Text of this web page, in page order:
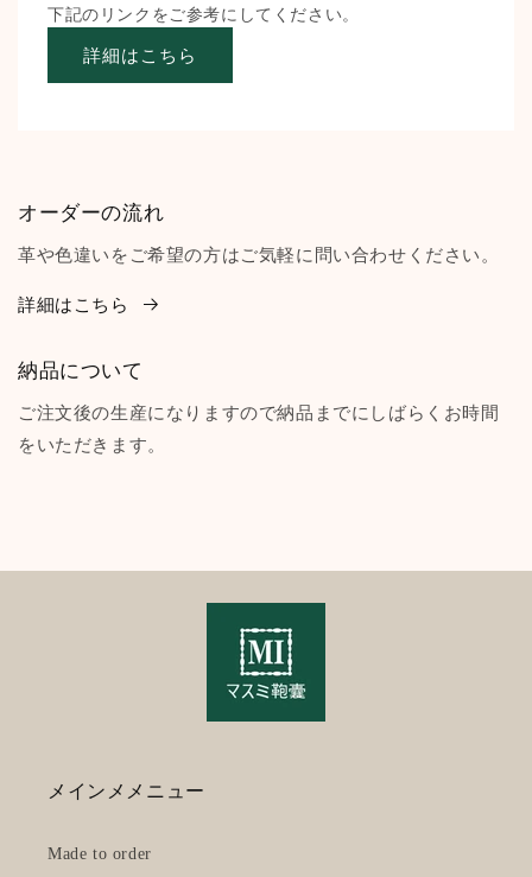
下記のリンクをご参考にしてください。
詳細はこちら
オーダーの流れ
革や色違いをご希望の方はご気軽に問い合わせください。
詳細はこちら
納品について
ご注文後の生産になりますので納品までにしばらくお時間
をいただきます。
メインメメニュー
Made to order